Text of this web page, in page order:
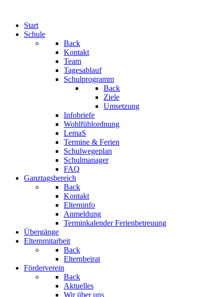
Start
Schule
Back
Kontakt
Team
Tagesablauf
Schulprogramm
Back
Ziele
Umsetzung
Infobriefe
Wohlfühlordnung
LemaS
Termine & Ferien
Schulwegeplan
Schulmanager
FAQ
Ganztagsbereich
Back
Kontakt
Elterninfo
Anmeldung
Terminkalender Ferienbetreuung
Übergänge
Elternmitarbeit
Back
Elternbeirat
Förderverein
Back
Aktuelles
Wir über uns